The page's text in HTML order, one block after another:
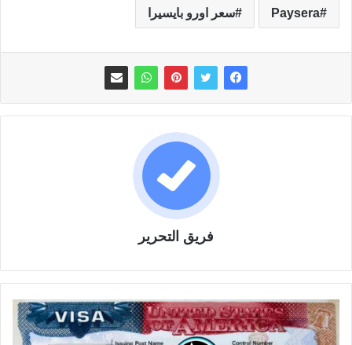
Paysera سعر اورو بايسيرا
فريق التحرير